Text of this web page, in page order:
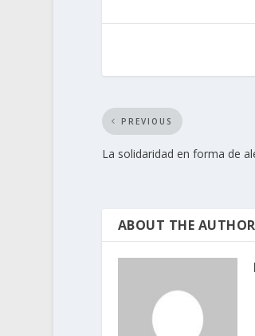
PREVIOUS
La solidaridad en forma de
ABOUT THE AUTHOR